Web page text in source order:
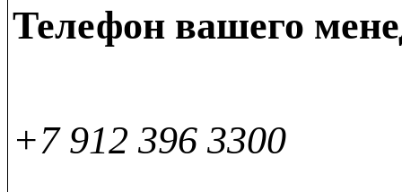
Телефон вашего
+7 912 396 3300